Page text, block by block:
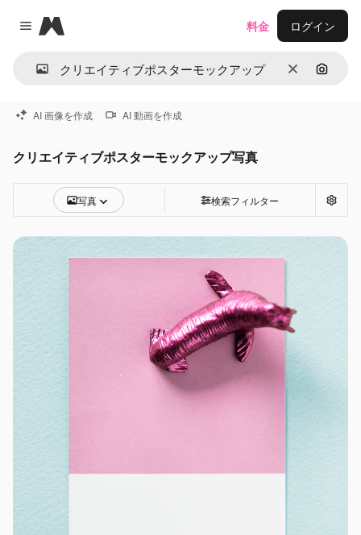
Close menu
Magnific
消去 画像で
料金 ログイン
AI 画像を作成 AI 動画を作成
クリエイティブポスターモックアップ写真
写真 検索フィルター